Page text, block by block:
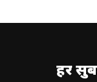
हर